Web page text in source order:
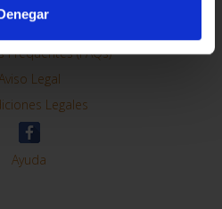
General
Contacto
Frequentes (FAQs)
Legal
Legales
Ayuda